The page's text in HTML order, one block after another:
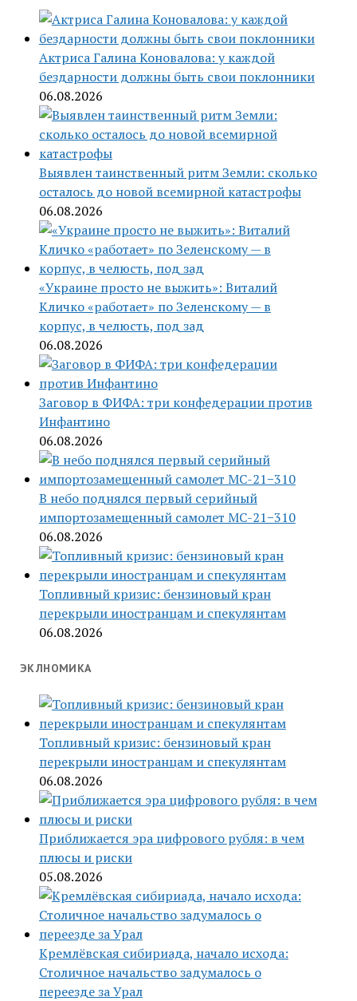
Актриса Галина Коновалова: у каждой
бездарности должны быть свои поклонники
06.08.2026
Выявлен таинственный ритм Земли: сколько
осталось до новой всемирной катастрофы
06.08.2026
«Украине просто не выжить»: Виталий
Кличко «работает» по Зеленскому — в
корпус, в челюсть, под зад
06.08.2026
Заговор в ФИФА: три конфедерации против
Инфантино
06.08.2026
В небо поднялся первый серийный
импортозамещенный самолет МС-21−310
06.08.2026
Топливный кризис: бензиновый кран
перекрыли иностранцам и спекулянтам
06.08.2026
ЭКЛНОМИКА
Топливный кризис: бензиновый кран
перекрыли иностранцам и спекулянтам
06.08.2026
Приближается эра цифрового рубля: в чем
плюсы и риски
05.08.2026
Кремлёвская сибириада, начало исхода:
Столичное начальство задумалось о
переезде за Урал